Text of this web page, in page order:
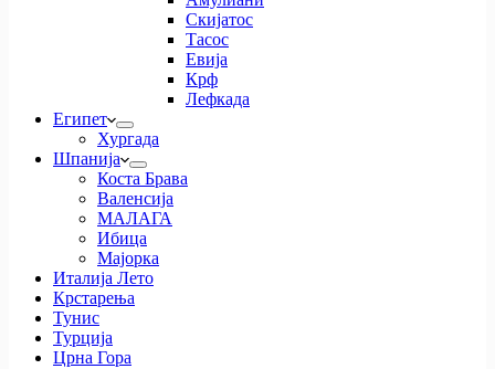
Скијатос
Тасос
Евија
Крф
Лефкада
Египет
Хургада
Шпанија
Коста Брава
Валенсија
МАЛАГА
Ибица
Мајорка
Италија Лето
Крстарења
Тунис
Турција
Црна Гора